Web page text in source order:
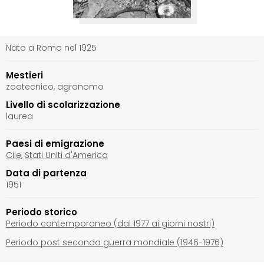
Nato a Roma nel 1925
Mestieri
zootecnico, agronomo
Livello di scolarizzazione
laurea
Paesi di emigrazione
Cile, Stati Uniti d'America
Data di partenza
1951
Periodo storico
Periodo contemporaneo (dal 1977 ai giorni nostri)
Periodo post seconda guerra mondiale (1946-1976)